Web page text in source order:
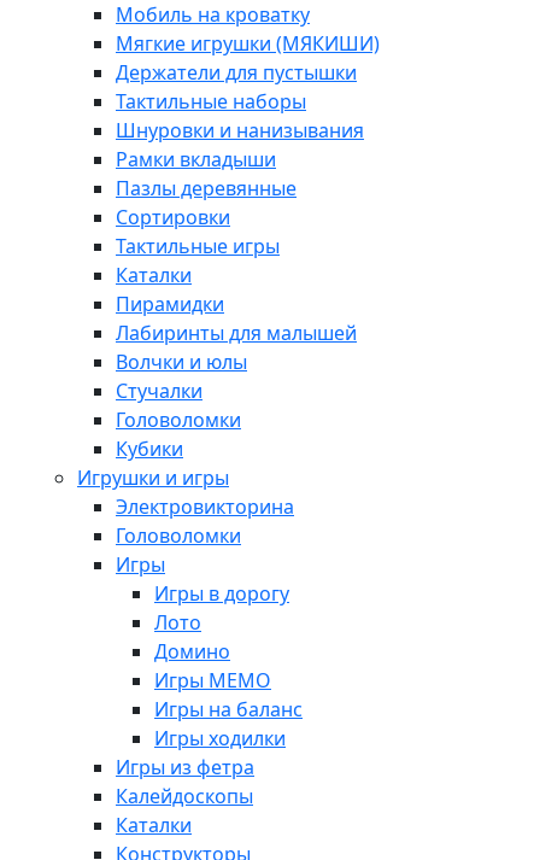
Мобиль на кроватку
Мягкие игрушки (МЯКИШИ)
Держатели для пустышки
Тактильные наборы
Шнуровки и нанизывания
Рамки вкладыши
Пазлы деревянные
Сортировки
Тактильные игры
Каталки
Пирамидки
Лабиринты для малышей
Волчки и юлы
Стучалки
Головоломки
Кубики
Игрушки и игры
Электровикторина
Головоломки
Игры
Игры в дорогу
Лото
Домино
Игры МЕМО
Игры на баланс
Игры ходилки
Игры из фетра
Калейдоскопы
Каталки
Конструкторы